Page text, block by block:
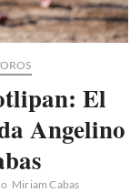
El
Angelino
Miriam Cabas